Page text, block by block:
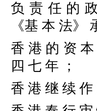
负 责 任 的
《基 本 法》
香 港 的 资
四 七 年 ；
香 港 继 续